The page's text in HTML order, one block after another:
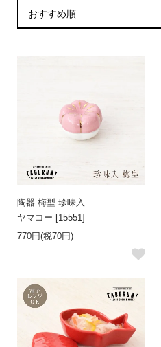
陶器 梅型 珍味入
ヤマコー [15551]
770円(税70円)